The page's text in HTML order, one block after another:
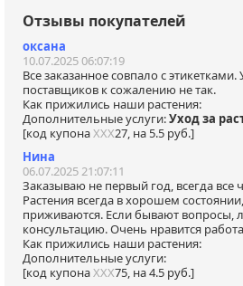
за
Отзывы покупателей
оксана
10.07.2025 06:07:19
Все заказанное совпало с этикетками.
поставщиков к сожалению не так.
Как прижились наши растения:
Дополнительные услуги:Уход за
[код купонаХХХ27, на 5.5 руб.]
Нина
06.07.2025 21:07:11
Заказываю не первый год, всегда все
Растения всегда в хорошем
приживаются. Если бывают вопросы,
консультацию. Очень нравится
Как прижились наши растения:
Дополнительные услуги:
[код купонаХХХ75, на 4.5 руб.]